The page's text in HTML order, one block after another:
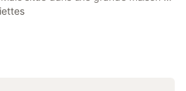
à proximité immédiate de toute
– St Malo. L'appartement rénové
du confort, du charme, de